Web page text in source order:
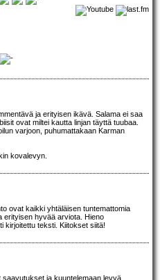
ja erityisen ikävä. Salama ei saa
ovat miltei kautta linjan täyttä tuubaa.
varjoon, puhumattakaan Karman
kovalevyn.
ovat kaikki yhtäläisen tuntemattomia
erityisen hyvää arviota. Hieno
kirjoitettu teksti. Kiitokset siitä!
ja kuuntelemaan levyä